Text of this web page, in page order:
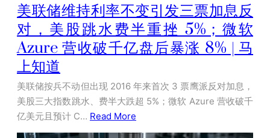
美联储维持利率不变引发三票加息反
对，美股跳水费半重挫 5%；微软
Azure 营收破千亿盘后暴涨 8% | 马
上知道
美联储按兵不动但出现 2016 年来首次 3 票鹰派反对加息，
美股三大指数跳水、费半大跌超 5%；微软 Azure 营收破千
亿美元且预计 C… Read More